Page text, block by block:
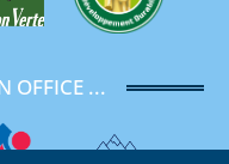
OFFICE ...